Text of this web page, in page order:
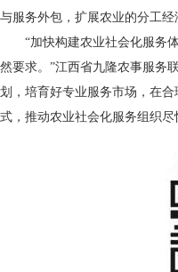
与服务外包，扩展农业的分工经
“加快构建农业社会化服务体
然要求。”江西省九隆农事服务
划，培育好专业服务市场，在
式，推动农业社会化服务组织尽